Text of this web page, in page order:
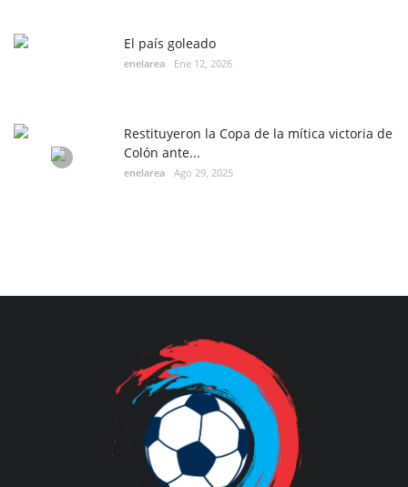
El país goleado
enelarea Ene 12, 2026
Restituyeron la Copa de la mítica victoria de
Colón ante...
enelarea Ago 29, 2025